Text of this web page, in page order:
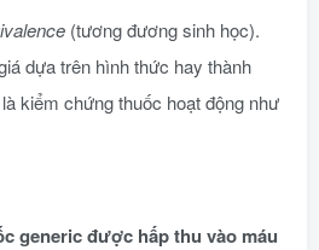
(tương đương sinh học).
dựa trên hình thức hay thành
kiểm chứng thuốc hoạt động như
generic được hấp thu vào máu